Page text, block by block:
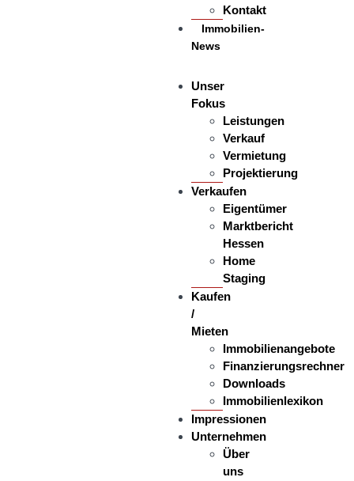
Kontakt
Immobilien-
News
Unser
Fokus
Leistungen
Verkauf
Vermietung
Projektierung
Verkaufen
Eigentümer
Marktbericht
Hessen
Home
Staging
Kaufen
/
Mieten
Immobilienangebote
Finanzierungsrechner
Downloads
Immobilienlexikon
Impressionen
Unternehmen
Über
uns